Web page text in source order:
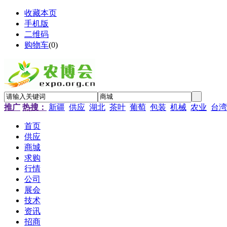
收藏本页
手机版
二维码
购物车(0)
推广 热搜： 新疆 供应 湖北 茶叶 葡萄 包装 机械 农业 台湾
首页
供应
商城
求购
行情
公司
展会
技术
资讯
招商